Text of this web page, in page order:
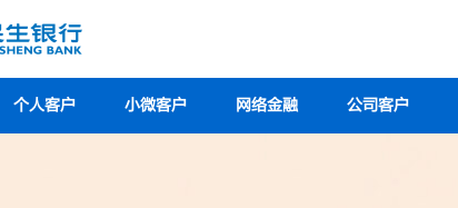
个人客户 小微客户 网络金融 公司客户